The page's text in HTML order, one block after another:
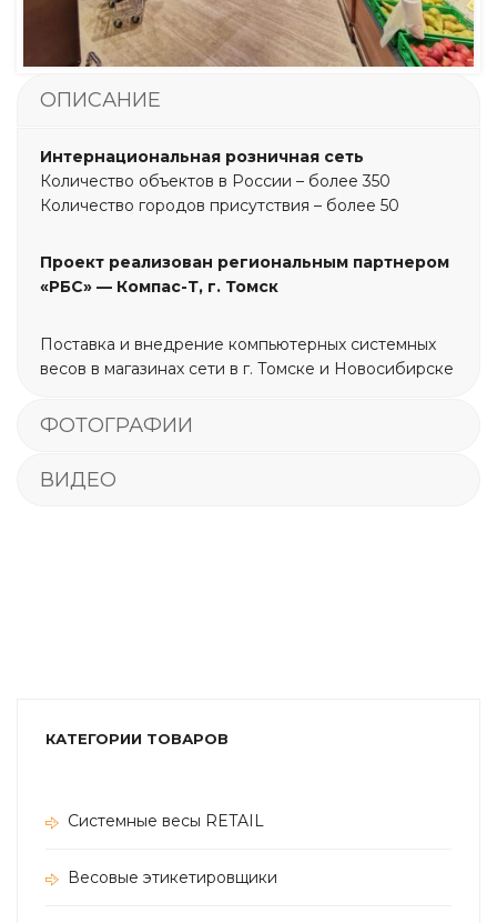
ОПИСАНИЕ
Интернациональная розничная сеть
Количество объектов в России – более 350
Количество городов присутствия – более 50
Проект реализован региональным партнером
«РБС» — Компас-Т, г. Томск
Поставка и внедрение компьютерных системных
весов в магазинах сети в г. Томске и Новосибирске
ФОТОГРАФИИ
ВИДЕО
КАТЕГОРИИ ТОВАРОВ
Системные весы RETAIL
Весовые этикетировщики